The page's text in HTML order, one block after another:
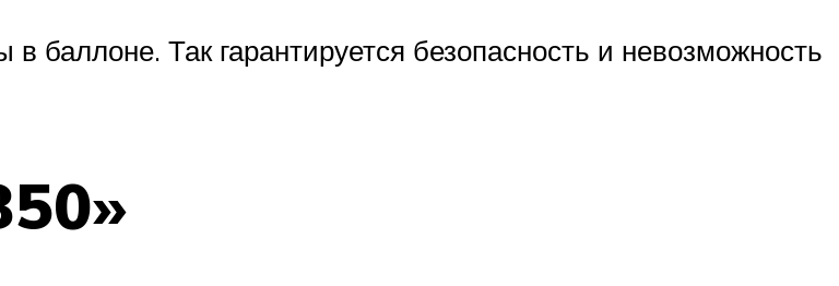
баллоне. Так гарантируется безопасность и невозможность